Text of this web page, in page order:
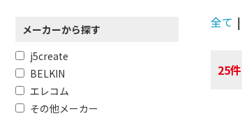
全て |
25件
メーカーから探す
j5create
BELKIN
エレコム
その他メーカー